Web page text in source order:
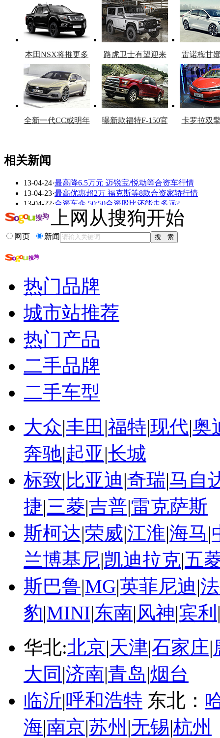
本田NSX将推更多
车型
路虎卫士有望迎来
复产
雷诺梅甘
官
全新一代CC或明年
曝新款福特F-150官
卡罗拉双
看赛车宝贝争奇斗
艳
车模美腿爆乳无惧
走光
相关新闻
13-04-24·最高降6.5万元 迈锐宝/悦动等合资车行情
13-04-23·最高优惠超2万 福克斯等8款合资家轿行情
13-04-22·合资车企 50:50合资股比还能走多远?
13-04-22
专家寄语走进之旅 合资不可少自主需努力
13-04-22·CR-V/途观等高保值合资SUV 最高优惠4万!
13-04-21·江铃汽车:双品牌战略 自主合资联袂同台
更多关于合资 开利
相关推荐
合资自主品牌的消息
合资自主品牌汽车
合资自主品牌价格
合资自主车型的消息
合资自主车型有哪些
自主车型 合资发动机
上网从搜狗开始
网页 新闻
热门品牌
城市站推荐
热门产品
二手品牌
二手车型
大众|丰田 |福特|现代|奥
奔驰|起亚|长城
标致| 比亚迪|奇瑞|马自
捷|三菱|吉普|雷克萨斯
斯柯达|荣威|江淮|海马|
兰博基尼|凯迪拉克|五
斯巴鲁|MG|英菲尼迪|
豹|MINI|东南|风神|宾利
华北:北京|天津|石家庄|
大同 |济南|青岛|烟台
临沂|呼和浩特 东北：
海|南京|苏州 |无锡|杭州